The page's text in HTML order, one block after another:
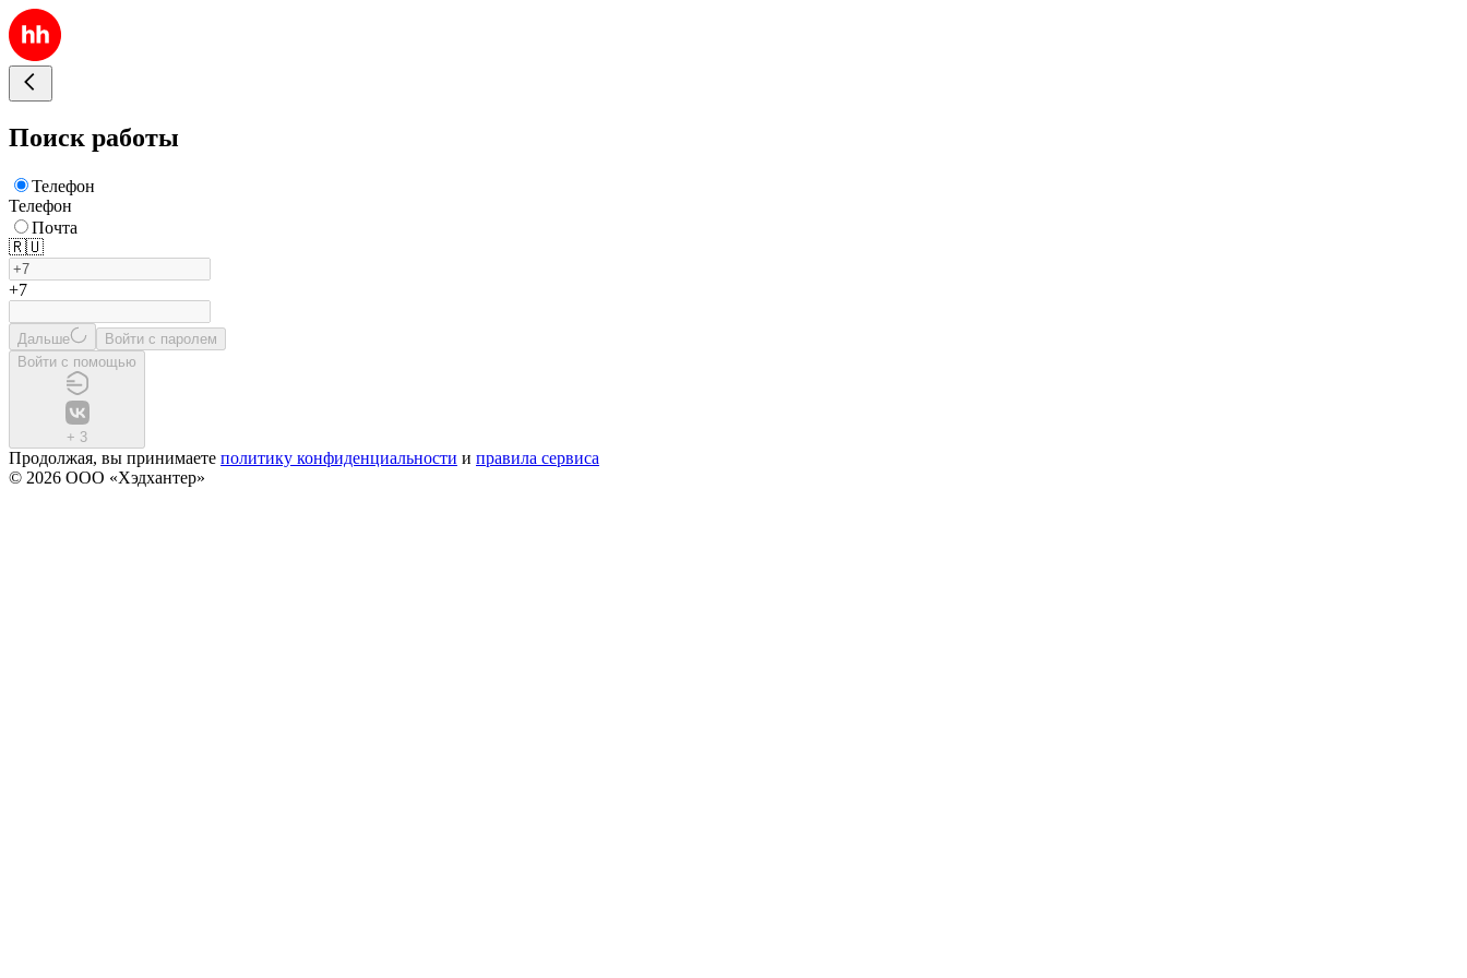
Поиск работы
Телефон
Телефон
Почта
🇷🇺
+7
Дальше
Войти с паролем
Войти с помощью
+ 3
Продолжая, вы принимаете политику конфиденциальности и правила сервиса
© 2026 ООО «Хэдхантер»